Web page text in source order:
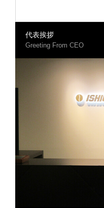
代表挨拶
Greeting From CEO